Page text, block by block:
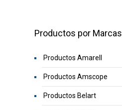
Productos por Marcas
Productos Amarell
Productos Amscope
Productos Belart